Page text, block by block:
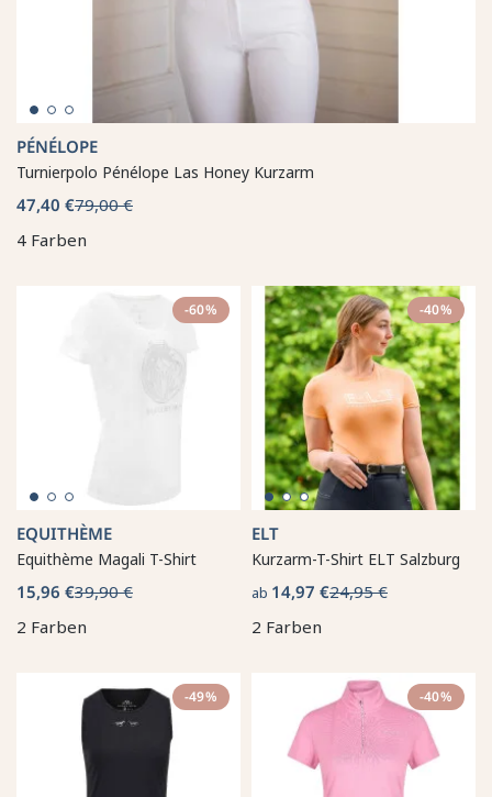
PÉNÉLOPE
Turnierpolo Pénélope Las Honey Kurzarm
47,40 €79,00 €
4 Farben
-60%
EQUITHÈME
Equithème Magali T-Shirt
15,96 €39,90 €
2 Farben
-40%
ELT
Kurzarm-T-Shirt ELT Salzburg
ab 14,97 €24,95 €
2 Farben
-49% -40%